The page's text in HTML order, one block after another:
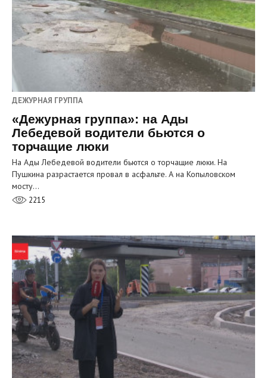
ДЕЖУРНАЯ ГРУППА
«Дежурная группа»: на Ады
Лебедевой водители бьются о
торчащие люки
На Ады Лебедевой водители бьются о торчащие люки. На
Пушкина разрастается провал в асфальте. А на Копыловском
мосту…
2215